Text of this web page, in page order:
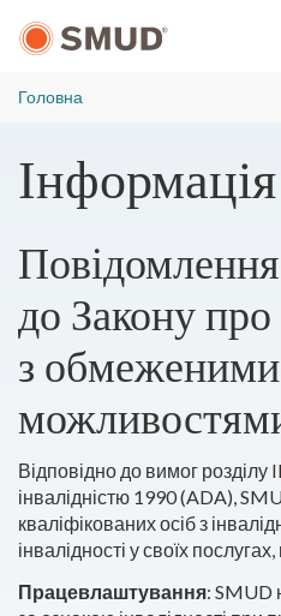
до
змісту
Головна
до Закону
з обмеженими
Відповідно до вимог розділу
інвалідністю 1990 (ADA),
кваліфікованих осіб з
інвалідності у своїх
Працевлаштування: SMUD